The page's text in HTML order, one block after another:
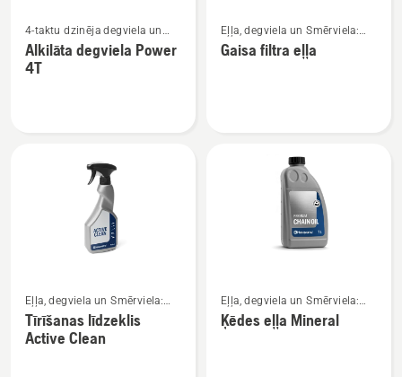
vairāk
informācijas
par
4-taktu dzinēja degviela un
eļļa
Alkilāta degviela Power
4T
vairāk
informācijas
Eļļa, degviela un Smērviela:
Ziede
Gaisa filtra eļļa
vairāk
informācijas
par
Eļļa, degviela un Smērviela:
Ziede
Tīrīšanas līdzeklis
Active Clean
vairāk
informācijas
Eļļa, degviela un Smērviela:
Ziede
Ķēdes eļļa Mineral